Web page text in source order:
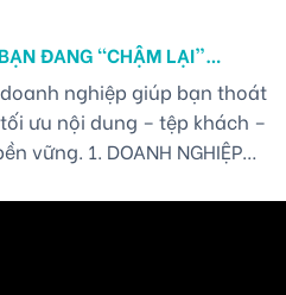
ĐANG “CHẬM LẠI”
ĐỔI ĐẦU TIÊN.
nghiệp giúp bạn thoát
ưu nội dung – tệp khách –
vững. 1. DOANH NGHIỆP
Khi doanh nghiệp bắt